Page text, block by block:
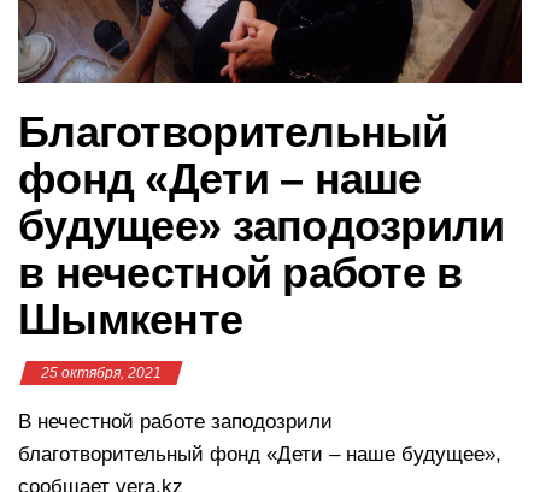
Благотворительный
фонд «Дети – наше
будущее» заподозрили
в нечестной работе в
Шымкенте
25 октября, 2021
В нечестной работе заподозрили
благотворительный фонд «Дети – наше будущее»,
сообщает vera.kz